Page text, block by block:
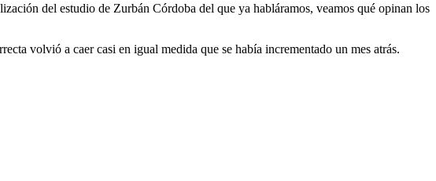
del estudio de Zurbán Córdoba del que ya habláramos, veamos qué opinan los
volvió a caer casi en igual medida que se había incrementado un mes atrás.